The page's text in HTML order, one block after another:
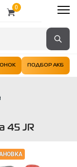
0
ПОДБОР АКБ
45 JR